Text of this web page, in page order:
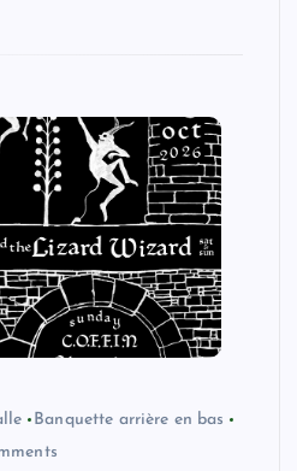
Banquette arrière en bas